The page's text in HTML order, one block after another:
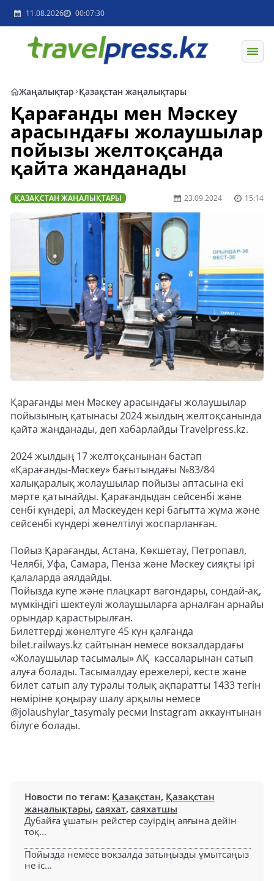
11.08.2026 00:07:30
Жаңалықтар Қазақстан жаңалықтары
Қарағанды мен Мәскеу
арасындағы жолаушылар
пойызы желтоқсанда
қайта жанданады
ҚАЗАҚСТАН ЖАҢАЛЫҚТАРЫ 23.09.2024 15:14
Қарағанды мен Мәскеу арасындағы жолаушылар
пойызының қатынасы 2024 жылдың желтоқсанында
қайта жанданады, деп хабарлайды Travelpress.kz.
2024 жылдың 17 желтоқсанынан бастап
«Қарағанды-Мәскеу» бағытындағы №83/84
халықаралық жолаушылар пойызы аптасына екі
мәрте қатынайды. Қарағандыдан сейсенбі және
сенбі күндері, ал Мәскеуден кері бағытта жұма және
сейсенбі күндері жөнелтілуі жоспарланған.
Пойыз Қарағанды, Астана, Көкшетау, Петропавл,
Челябі, Уфа, Самара, Пенза және Мәскеу сияқты ірі
қалаларда аялдайды.
Пойызда купе және плацкарт вагондары, сондай-ақ,
мүмкіндігі шектеулі жолаушыларға арналған арнайы
орындар қарастырылған.
Билеттерді жөнелтуге 45 күн қалғанда
bilet.railways.kz сайтынан немесе вокзалдардағы
«Жолаушылар тасымалы» АҚ кассаларынан сатып
алуға болады. Тасымалдау ережелері, кесте және
билет сатып алу туралы толық ақпаратты 1433 тегін
нөміріне қоңырау шалу арқылы немесе
@jolaushylar_tasymaly ресми Instagram аккаунтынан
білуге болады.
Новости по тегам: Қазақстан, Қазақстан
жаңалықтары, саяхат, саяхатшы
Дубайға ұшатын рейстер сәуірдің аяғына дейін
тоқ...
Пойызда немесе вокзалда затыңызды ұмытсаңыз
не іс...